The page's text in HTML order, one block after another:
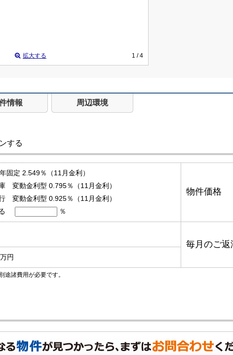
拡大する 1 / 4
情報 周辺環境
する
固定 2.549％（11月金利）
変動金利型 0.795％（11月金利）
変動金利型 0.925％（11月金利）
％
物件価格
毎月のご返
万円
諸費用が必要です。